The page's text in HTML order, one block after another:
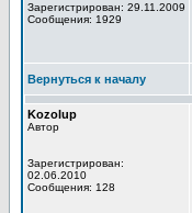
Зарегистрирован: 29.11.2009
Сообщения: 1929
Вернуться к началу
Kozolup
Автор
Зарегистрирован:
02.06.2010
Сообщения: 128